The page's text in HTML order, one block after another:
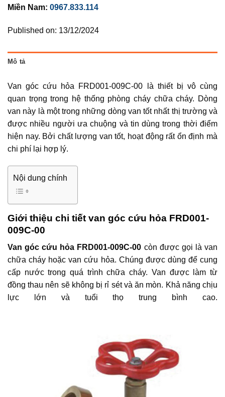
Miền Nam: 0967.833.114
Published on: 13/12/2024
Mô tả
Van góc cứu hỏa FRD001-009C-00 là thiết bị vô cùng
quan trọng trong hệ thống phòng cháy chữa cháy. Dòng
van này là một trong những dòng van tốt nhất thị trường và
được nhiều người ưa chuộng và tin dùng trong thời điểm
hiện nay. Bởi chất lượng van tốt, hoạt động rất ổn định mà
chi phí lại hợp lý.
Nội dung chính
Giới thiệu chi tiết van góc cứu hỏa FRD001-
009C-00
Van góc cứu hỏa FRD001-009C-00 còn được gọi là van
chữa cháy hoặc van cứu hỏa. Chúng được dùng để cung
cấp nước trong quá trình chữa cháy. Van được làm từ
đồng thau nên sẽ không bị rỉ sét và ăn mòn. Khả năng chịu
lực lớn và tuổi thọ trung bình cao.